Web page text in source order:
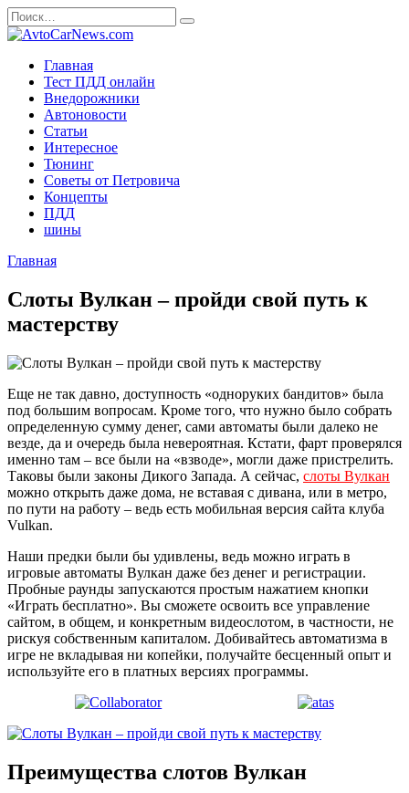
Перейти
к
Search
for:
Главная
Тест ПДД онлайн
Внедорожники
Автоновости
Статьи
Интересное
Тюнинг
Советы от Петровича
Концепты
ПДД
шины
Главная
Слоты Вулкан – пройди свой путь к
мастерству
Еще не так давно, доступность «одноруких бандитов» была
под большим вопросам. Кроме того, что нужно было собрать
определенную сумму денег, сами автоматы были далеко не
везде, да и очередь была невероятная. Кстати, фарт проверялся
именно там – все были на «взводе», могли даже пристрелить.
Таковы были законы Дикого Запада. А сейчас, слоты Вулкан
можно открыть даже дома, не вставая с дивана, или в метро,
по пути на работу – ведь есть мобильная версия сайта клуба
Vulkan.
Наши предки были бы удивлены, ведь можно играть в
игровые автоматы Вулкан даже без денег и регистрации.
Пробные раунды запускаются простым нажатием кнопки
«Играть бесплатно». Вы сможете освоить все управление
сайтом, в общем, и конкретным видеослотом, в частности, не
рискуя собственным капиталом. Добивайтесь автоматизма в
игре не вкладывая ни копейки, получайте бесценный опыт и
используйте его в платных версиях программы.
Преимущества слотов Вулкан